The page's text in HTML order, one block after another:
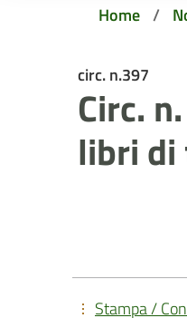
Home
circ. n.397
Circ.
libri di
Stampa /